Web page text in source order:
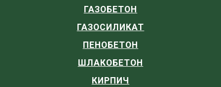
ГАЗОБЕТОН
ГАЗОСИЛИКАТ
ПЕНОБЕТОН
ШЛАКОБЕТОН
КИРПИЧ